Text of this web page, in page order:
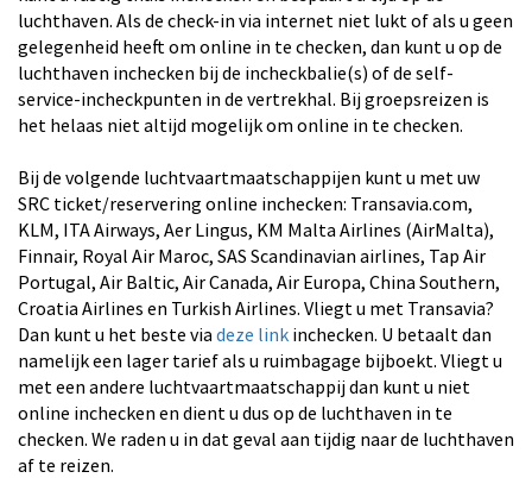
luchthaven. Als de check-in via internet niet lukt of als u geen
gelegenheid heeft om online in te checken, dan kunt u op de
luchthaven inchecken bij de incheckbalie(s) of de self-
service-incheckpunten in de vertrekhal. Bij groepsreizen is
het helaas niet altijd mogelijk om online in te checken.
Bij de volgende luchtvaartmaatschappijen kunt u met uw
SRC ticket/reservering online inchecken: Transavia.com,
KLM, ITA Airways, Aer Lingus, KM Malta Airlines (AirMalta),
Finnair, Royal Air Maroc, SAS Scandinavian airlines, Tap Air
Portugal, Air Baltic, Air Canada, Air Europa, China Southern,
Croatia Airlines en Turkish Airlines. Vliegt u met Transavia?
Dan kunt u het beste via deze link inchecken. U betaalt dan
namelijk een lager tarief als u ruimbagage bijboekt. Vliegt u
met een andere luchtvaartmaatschappij dan kunt u niet
online inchecken en dient u dus op de luchthaven in te
checken. We raden u in dat geval aan tijdig naar de luchthaven
af te reizen.